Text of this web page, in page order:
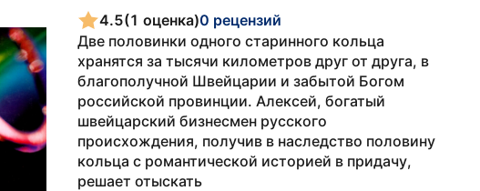
4.5(1 оценка)0 рецензий
Две половинки одного старинного кольца
хранятся за тысячи километров друг от друга, в
благополучной Швейцарии и забытой Богом
российской провинции. Алексей, богатый
швейцарский бизнесмен русского
происхождения, получив в наследство половину
кольца с романтической историей в придачу,
решает отыскать